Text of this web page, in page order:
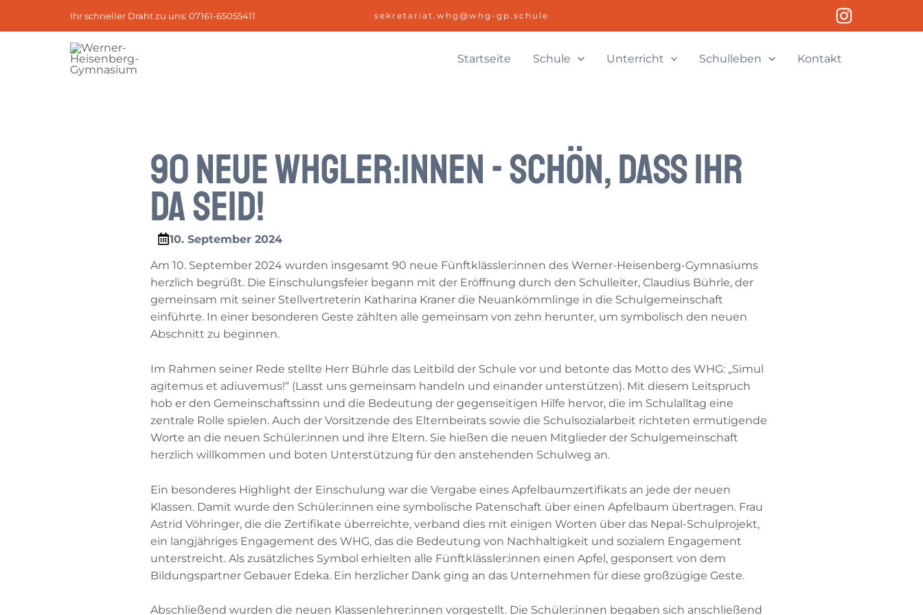
Ihr schneller Draht zu uns: 07161-65055411 sekretariat.whg@whg-gp.schule
Startseite Schule Unterricht Schulleben Kontakt
90 neue WHGler:innen - Schön, dass ihr
da Seid!
10. September 2024
Am 10. September 2024 wurden insgesamt 90 neue Fünftklässler:innen des Werner-Heisenberg-Gymnasiums
herzlich begrüßt. Die Einschulungsfeier begann mit der Eröffnung durch den Schulleiter, Claudius Bührle, der
gemeinsam mit seiner Stellvertreterin Katharina Kraner die Neuankömmlinge in die Schulgemeinschaft
einführte. In einer besonderen Geste zählten alle gemeinsam von zehn herunter, um symbolisch den neuen
Abschnitt zu beginnen.
Im Rahmen seiner Rede stellte Herr Bührle das Leitbild der Schule vor und betonte das Motto des WHG: „Simul
agitemus et adiuvemus!“ (Lasst uns gemeinsam handeln und einander unterstützen). Mit diesem Leitspruch
hob er den Gemeinschaftssinn und die Bedeutung der gegenseitigen Hilfe hervor, die im Schulalltag eine
zentrale Rolle spielen. Auch der Vorsitzende des Elternbeirats sowie die Schulsozialarbeit richteten ermutigende
Worte an die neuen Schüler:innen und ihre Eltern. Sie hießen die neuen Mitglieder der Schulgemeinschaft
herzlich willkommen und boten Unterstützung für den anstehenden Schulweg an.
Ein besonderes Highlight der Einschulung war die Vergabe eines Apfelbaumzertifikats an jede der neuen
Klassen. Damit wurde den Schüler:innen eine symbolische Patenschaft über einen Apfelbaum übertragen. Frau
Astrid Vöhringer, die die Zertifikate überreichte, verband dies mit einigen Worten über das Nepal-Schulprojekt,
ein langjähriges Engagement des WHG, das die Bedeutung von Nachhaltigkeit und sozialem Engagement
unterstreicht. Als zusätzliches Symbol erhielten alle Fünftklässler:innen einen Apfel, gesponsert von dem
Bildungspartner Gebauer Edeka. Ein herzlicher Dank ging an das Unternehmen für diese großzügige Geste.
Abschließend wurden die neuen Klassenlehrer:innen vorgestellt. Die Schüler:innen begaben sich anschließend